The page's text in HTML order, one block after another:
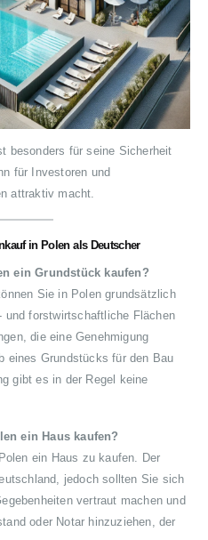
besonders für seine Sicherheit
für Investoren und
attraktiv macht.
in Polen als Deutscher
ein Grundstück kaufen?
Sie in Polen grundsätzlich
und forstwirtschaftliche Flächen
die eine Genehmigung
eines Grundstücks für den Bau
gibt es in der Regel keine
ein Haus kaufen?
ein Haus zu kaufen. Der
jedoch sollten Sie sich
vertraut machen und
oder Notar hinzuziehen, der